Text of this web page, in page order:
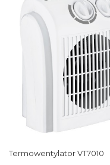
Termowentylator VT7010